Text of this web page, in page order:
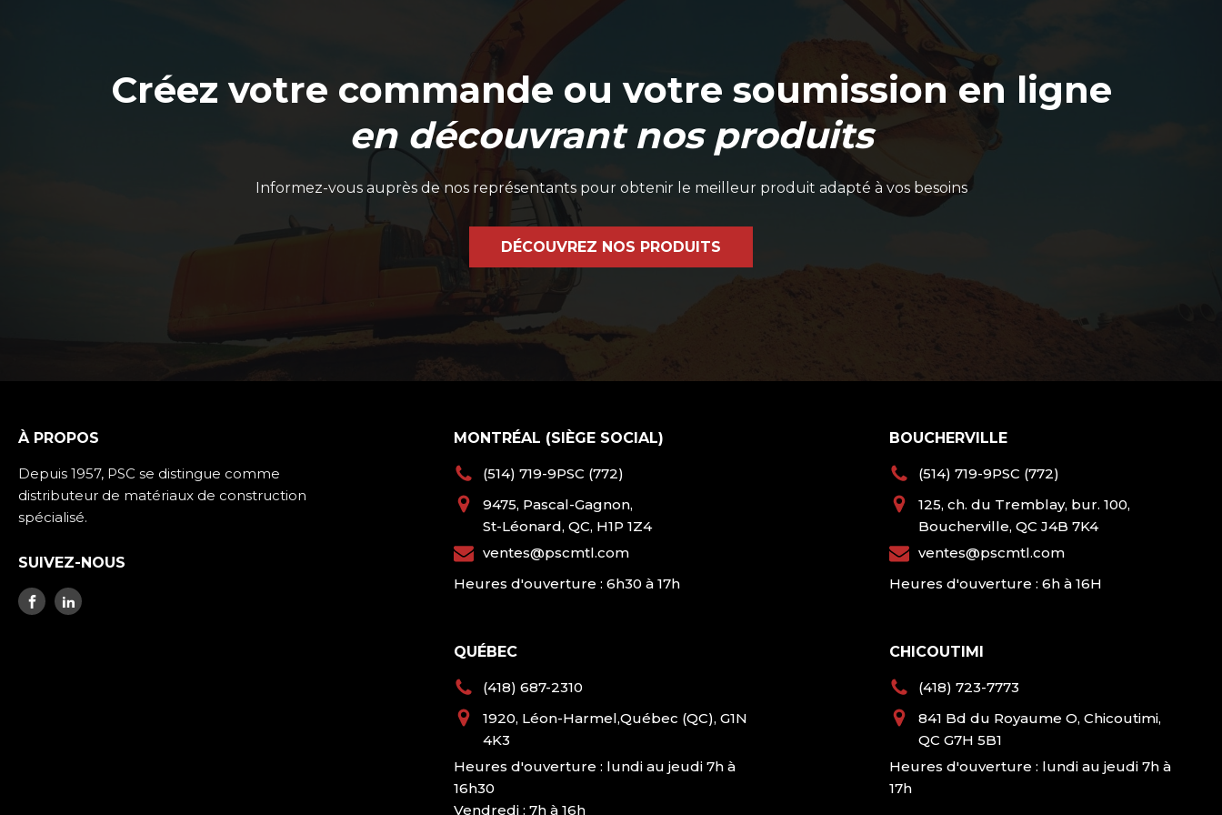
Créez votre commande ou votre soumission en ligne
en découvrant nos produits
Informez-vous auprès de nos représentants pour obtenir le meilleur produit adapté à vos besoins
DÉCOUVREZ NOS PRODUITS
À PROPOS
Depuis 1957, PSC se distingue comme
distributeur de matériaux de construction
spécialisé.
SUIVEZ-NOUS
MONTRÉAL (SIÈGE SOCIAL)
(514) 719-9PSC (772)
9475, Pascal-Gagnon,
St-Léonard, QC, H1P 1Z4
ventes@pscmtl.com
Heures d'ouverture : 6h30 à 17h
QUÉBEC
(418) 687-2310
1920, Léon-Harmel,Québec (QC), G1N
4K3
Heures d'ouverture : lundi au jeudi 7h à
16h30
Vendredi : 7h à 16h
BOUCHERVILLE
(514) 719-9PSC (772)
125, ch. du Tremblay, bur. 100,
Boucherville, QC J4B 7K4
ventes@pscmtl.com
Heures d'ouverture : 6h à 16H
CHICOUTIMI
(418) 723-7773
841 Bd du Royaume O, Chicoutimi,
QC G7H 5B1
Heures d'ouverture : lundi au jeudi 7h à
17h